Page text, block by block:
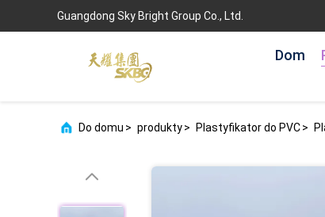
Guangdong Sky Bright Group Co., Ltd.
Dom
Do domu > produkty> Plastyfikator do PVC>